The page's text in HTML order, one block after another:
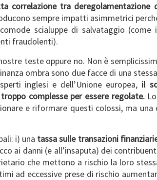
correlazione tra deregolamentazione
sempre impatti asimmetrici
scialuppe di salvataggio (come
fraudolenti).
teste oppure no. Non è
ombra sono due facce di una
inglesi e dell’Unione europea, il
complesse per essere regolate.Lo
e riformare questi colossi, ma
i) una tassa sulle transazioni
ai danni (e all’insaputa) dei
che mettono a rischio la loro
ad eccessive prese di rischio